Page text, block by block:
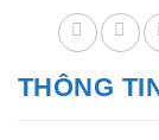
THÔNG